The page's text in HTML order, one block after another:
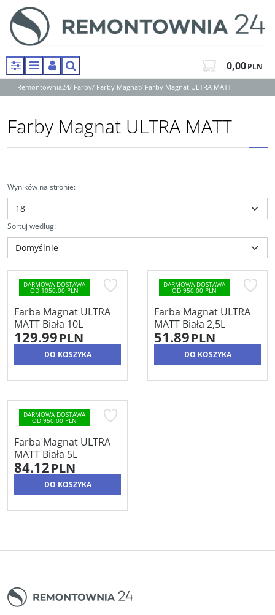
PanelMenuPanelSzukaj 0,00PLN
Remontownia24/ Farby/ Farby Magnat/ Farby Magnat ULTRA MATT
Farby Magnat ULTRA MATT
Wyników na stronie:
Sortuj według:
DARMOWA DOSTAWA
OD 1050.00 PLN
Farba Magnat ULTRA
MATT Biała 10L
129.99PLN
DO KOSZYKA
DARMOWA DOSTAWA
OD 950.00 PLN
Farba Magnat ULTRA
MATT Biała 2,5L
51.89PLN
DO KOSZYKA
DARMOWA DOSTAWA
OD 950.00 PLN
Farba Magnat ULTRA
MATT Biała 5L
84.12PLN
DO KOSZYKA